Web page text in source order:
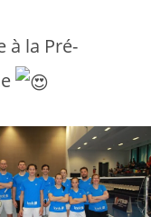
à la Pré-